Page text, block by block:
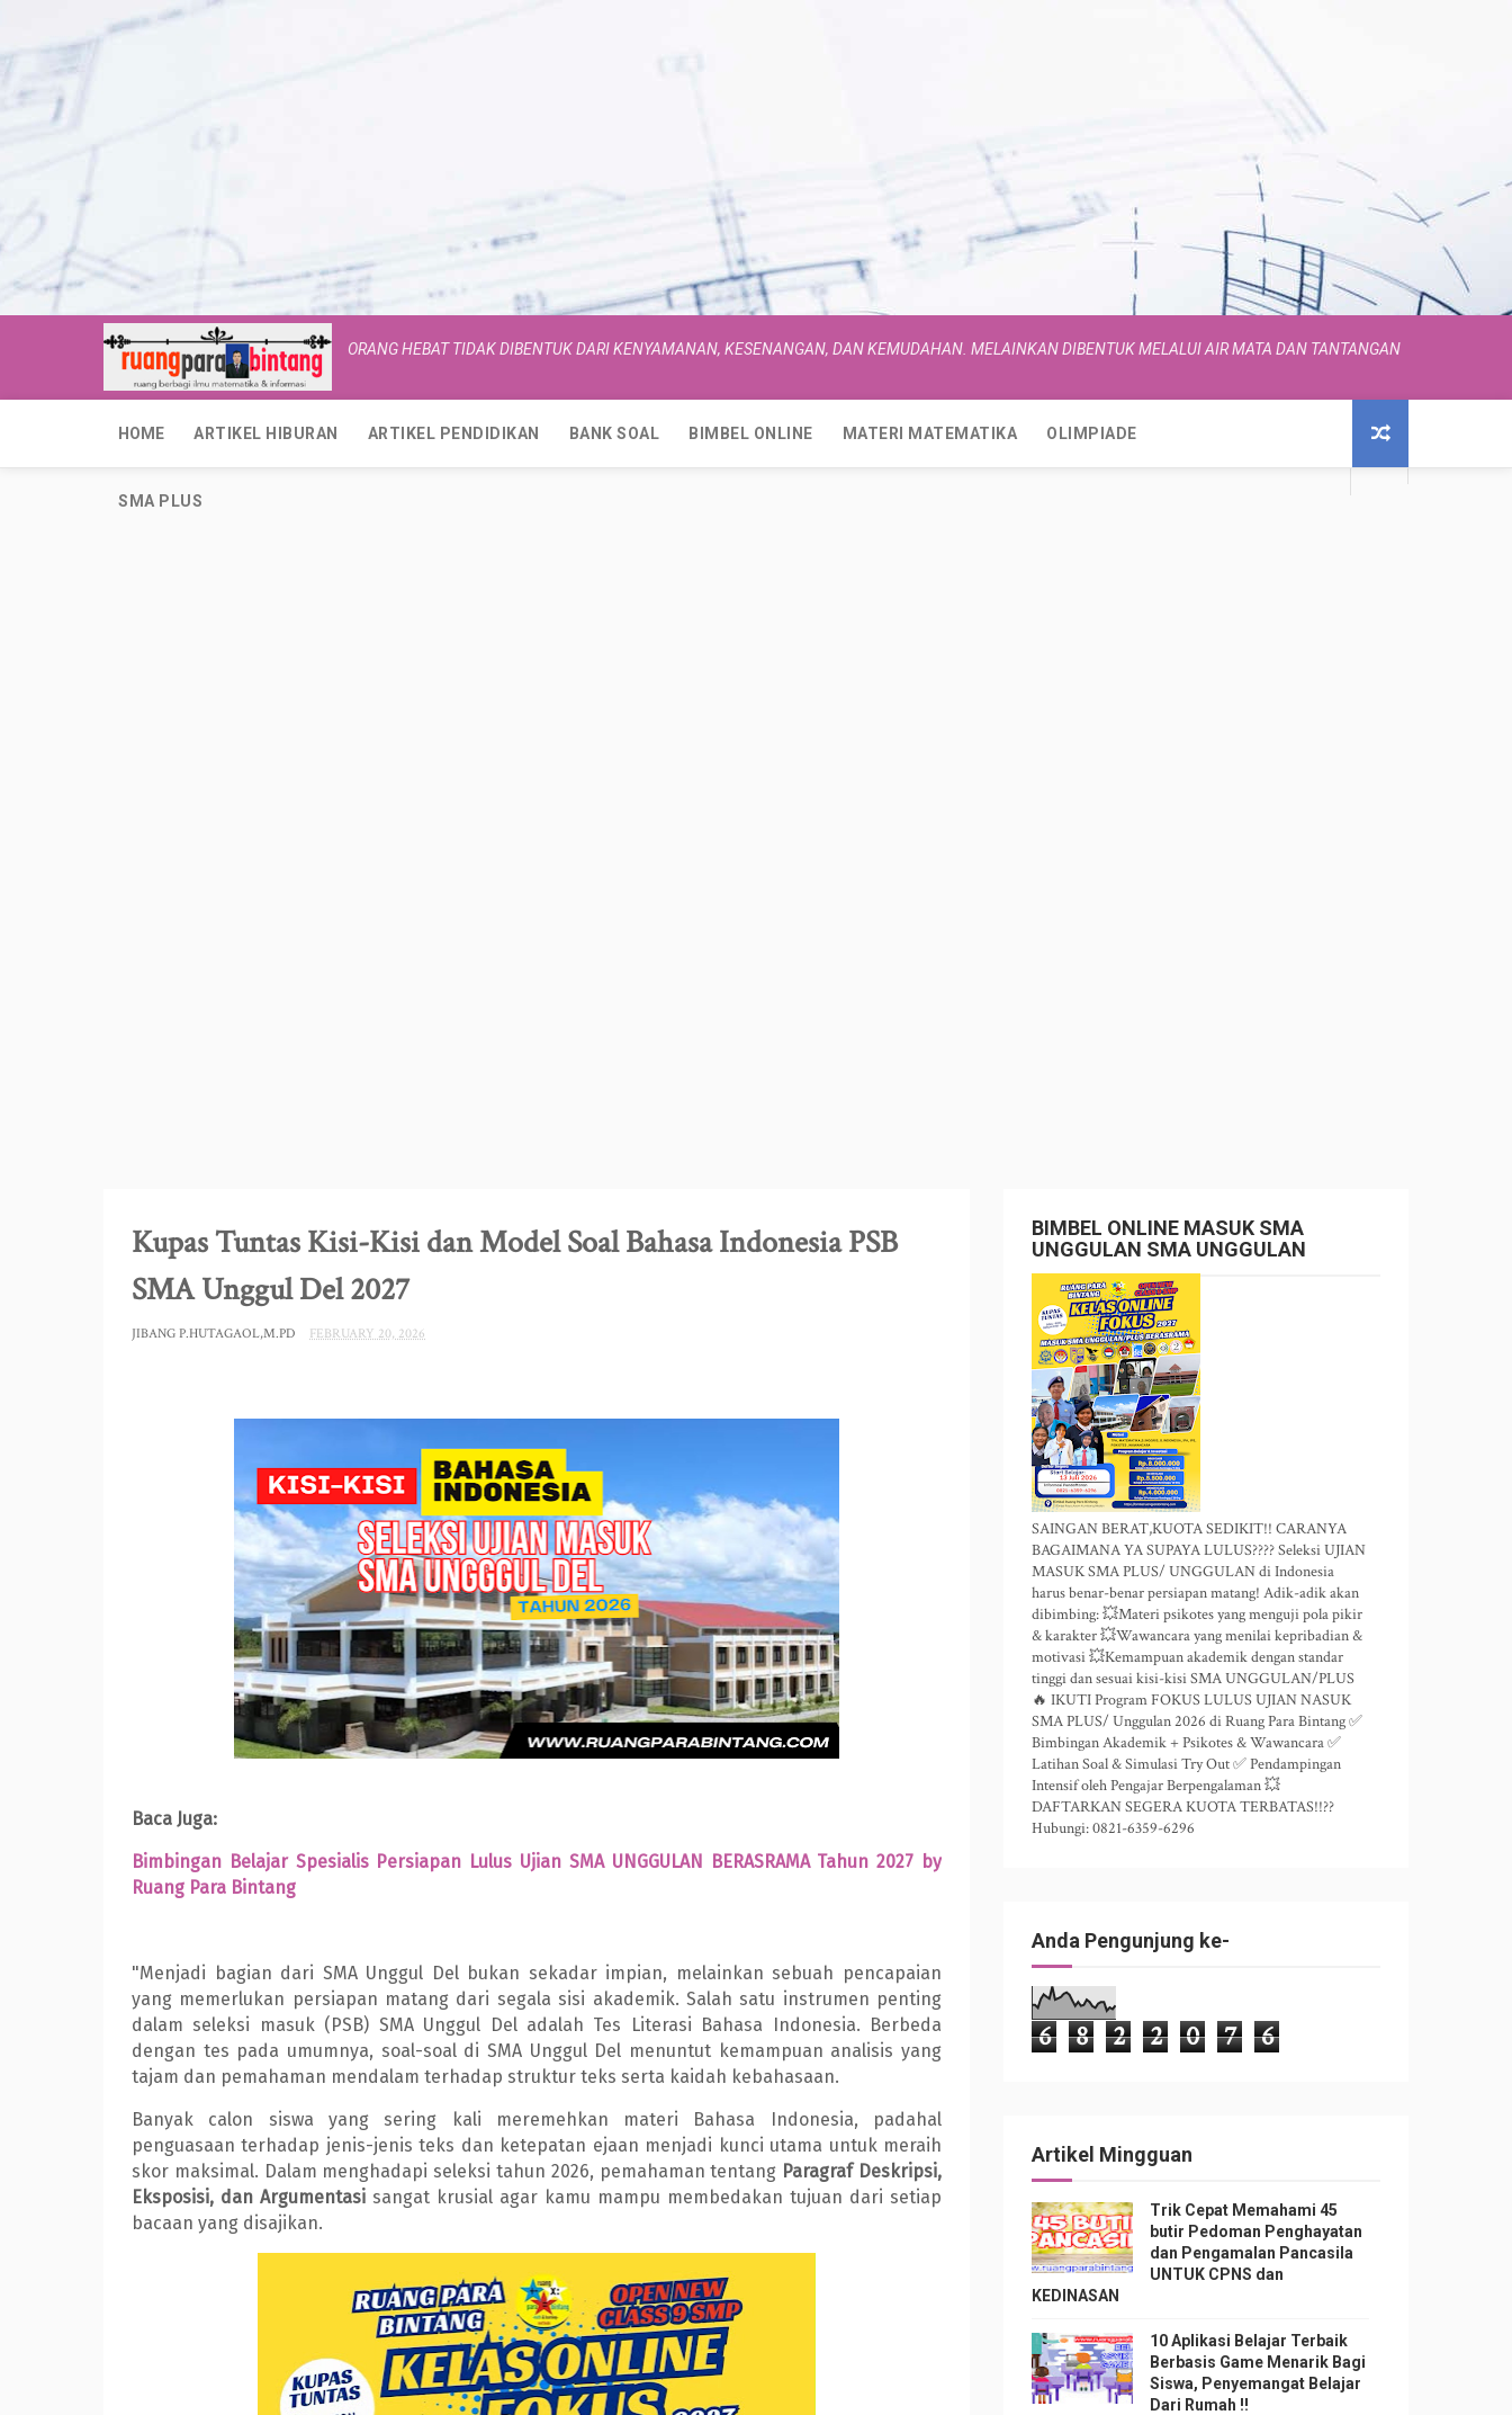
ORANG HEBAT TIDAK DIBENTUK DARI KENYAMANAN, KESENANGAN, DAN KEMUDAHAN. MELAINKAN DIBENTUK MELALUI AIR MATA DAN TANTANGAN
HOME ARTIKEL HIBURAN ARTIKEL PENDIDIKAN BANK SOAL BIMBEL ONLINE MATERI MATEMATIKA OLIMPIADE
SMA PLUS
Kupas Tuntas Kisi-Kisi dan Model Soal Bahasa Indonesia PSB
SMA Unggul Del 2027
JIBANG P.HUTAGAOL,M.PD FEBRUARY 20, 2026
Baca Juga:
Bimbingan Belajar Spesialis Persiapan Lulus Ujian SMA UNGGULAN BERASRAMA Tahun 2027 by
Ruang Para Bintang
"Menjadi bagian dari SMA Unggul Del bukan sekadar impian, melainkan sebuah pencapaian
yang memerlukan persiapan matang dari segala sisi akademik. Salah satu instrumen penting
dalam seleksi masuk (PSB) SMA Unggul Del adalah Tes Literasi Bahasa Indonesia. Berbeda
dengan tes pada umumnya, soal-soal di SMA Unggul Del menuntut kemampuan analisis yang
tajam dan pemahaman mendalam terhadap struktur teks serta kaidah kebahasaan.
Banyak calon siswa yang sering kali meremehkan materi Bahasa Indonesia, padahal
penguasaan terhadap jenis-jenis teks dan ketepatan ejaan menjadi kunci utama untuk meraih
skor maksimal. Dalam menghadapi seleksi tahun 2026, pemahaman tentang Paragraf Deskripsi,
Eksposisi, dan Argumentasi sangat krusial agar kamu mampu membedakan tujuan dari setiap
bacaan yang disajikan.
BIMBEL ONLINE MASUK SMA
UNGGULAN SMA UNGGULAN
SAINGAN BERAT,KUOTA SEDIKIT!! CARANYA
BAGAIMANA YA SUPAYA LULUS???? Seleksi UJIAN
MASUK SMA PLUS/ UNGGULAN di Indonesia
harus benar-benar persiapan matang! Adik-adik akan
dibimbing: 💥Materi psikotes yang menguji pola pikir
& karakter 💥Wawancara yang menilai kepribadian &
motivasi 💥Kemampuan akademik dengan standar
tinggi dan sesuai kisi-kisi SMA UNGGULAN/PLUS
🔥 IKUTI Program FOKUS LULUS UJIAN NASUK
SMA PLUS/ Unggulan 2026 di Ruang Para Bintang ✅
Bimbingan Akademik + Psikotes & Wawancara ✅
Latihan Soal & Simulasi Try Out ✅ Pendampingan
Intensif oleh Pengajar Berpengalaman 💥
DAFTARKAN SEGERA KUOTA TERBATAS!!??
Hubungi: 0821-6359-6296
Anda Pengunjung ke-
6 8 2 2 0 7 6
Artikel Mingguan
Trik Cepat Memahami 45
butir Pedoman Penghayatan
dan Pengamalan Pancasila
UNTUK CPNS dan
KEDINASAN
10 Aplikasi Belajar Terbaik
Berbasis Game Menarik Bagi
Siswa, Penyemangat Belajar
Dari Rumah !!